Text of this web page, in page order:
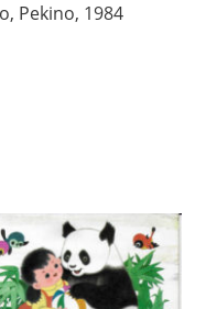
Pekino, 1984